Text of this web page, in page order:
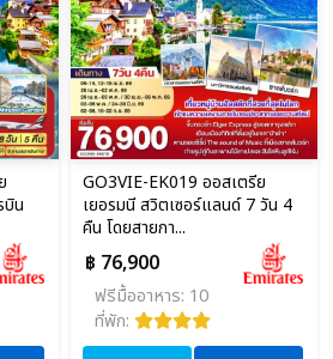
บิน
GO3VIE-EK019 ออสเตรีย
เยอรมนี สวิตเซอร์แลนด์ 7 วัน 4
คืน โดยสายกา...
฿ 76,900
ฟรีมื้ออาหาร: 10
ที่พัก: